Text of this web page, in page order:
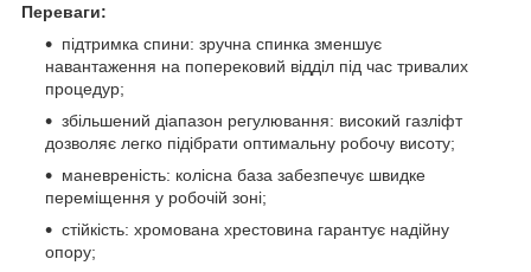
Переваги:
підтримка спини: зручна спинка зменшує
навантаження на поперековий відділ під час тривалих
процедур;
збільшений діапазон регулювання: високий газліфт
дозволяє легко підібрати оптимальну робочу висоту;
маневреність: колісна база забезпечує швидке
переміщення у робочій зоні;
стійкість: хромована хрестовина гарантує надійну
опору;